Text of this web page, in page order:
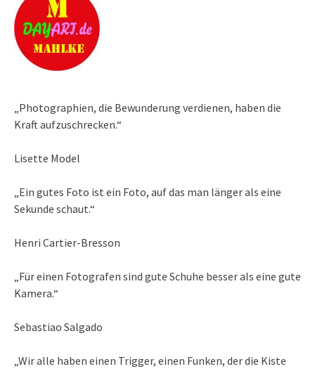
„Photographien, die Bewunderung verdienen, haben die
Kraft aufzuschrecken.“
Lisette Model
„Ein gutes Foto ist ein Foto, auf das man länger als eine
Sekunde schaut.“
Henri Cartier-Bresson
„Für einen Fotografen sind gute Schuhe besser als eine gute
Kamera.“
Sebastiao Salgado
„Wir alle haben einen Trigger, einen Funken, der die Kiste